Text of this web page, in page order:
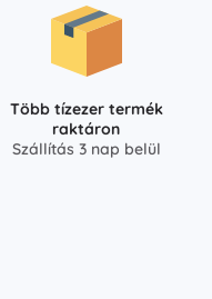
Több tízezer termék
raktáron
Szállítás 3 nap belül